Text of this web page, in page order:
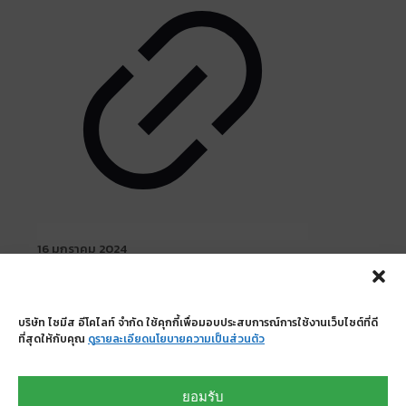
บริษัท ไซมีส อีโคไลท์ จำกัด ใช้คุกกี้เพื่อมอบประสบการณ์การใช้งานเว็บไซต์ที่ดี
ที่สุดให้กับคุณ ดูรายละเอียดนโยบายความเป็นส่วนตัว
ยอมรับ
16 มกราคม 2024
Read more